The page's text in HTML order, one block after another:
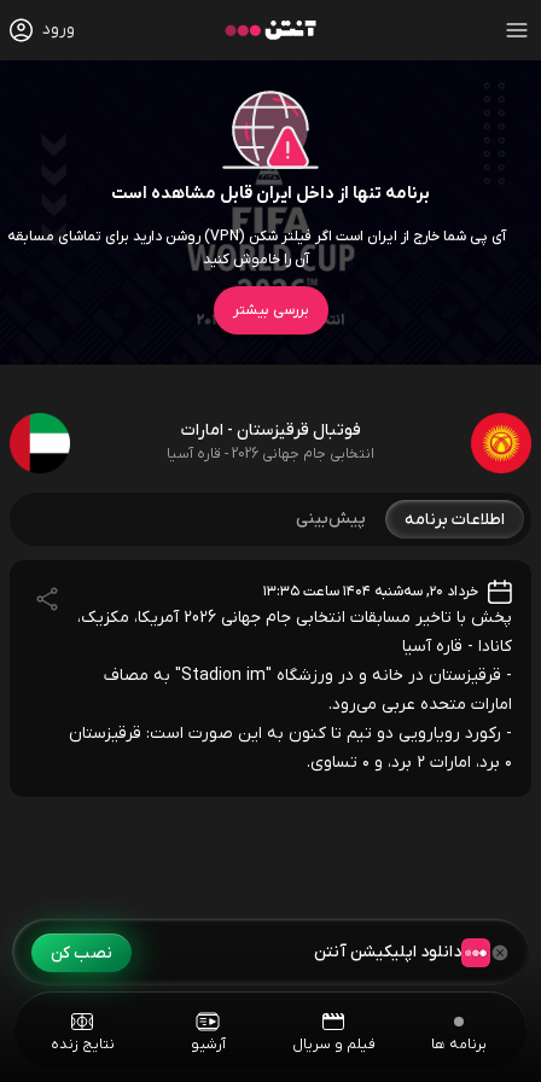
ورود
برنامه تنها از داخل ایران قابل مشاهده است
آی پی شما خارج از ایران است اگر فیلتر شکن (VPN) روشن دارید برای تماشای مسابقه
آن را خاموش کنید
بررسی بیشتر
فوتبال قرقیزستان - امارات
انتخابی جام جهانی 2026 - قاره آسیا
اطلاعات برنامه پیش‌بینی
خرداد ۲۰, سه‌شنبه ۱۴۰۴ ساعت ۱۳:۳۵
پخش با تاخیر مسابقات انتخابی جام جهانی 2026 آمریکا، مکزیک،
کانادا - قاره آسیا
- قرقیزستان در خانه و در ورزشگاه "Stadion im" به مصاف
امارات متحده عربی می‌رود.
- رکورد رویارویی دو تیم تا کنون به این صورت است: قرقیزستان
۰ برد، امارات ۲ برد، و ۰ تساوی.
برنامه ها فیلم و سریال آرشیو نتایج زنده
دانلود اپلیکیشن آنتن نصب کن